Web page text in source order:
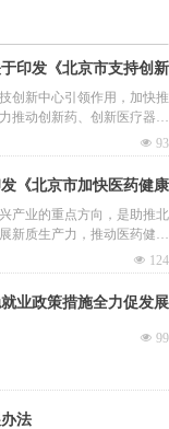
印发《北京市支持创新
年）》的通知
创新中心引领作用，加快推
推动创新药、创新医疗器械
治病需求，现提出如下工作
넶 93
《北京市加快医药健康
年）》的通知
产业的重点方向，是助推北
新质生产力，推动医药健康
本行动计划。
넶 124
业政策措施全力促发展
넶 99
法